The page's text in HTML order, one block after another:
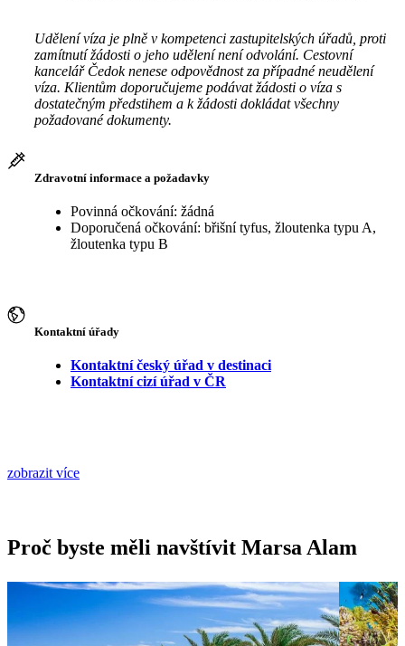
Udělení víza je plně v kompetenci zastupitelských úřadů, proti
zamítnutí žádosti o jeho udělení není odvolání. Cestovní
kancelář Čedok nenese odpovědnost za případné neudělení
víza. Klientům doporučujeme podávat žádosti o víza s
dostatečným předstihem a k žádosti dokládat všechny
požadované dokumenty.
Zdravotní informace a požadavky
Povinná očkování: žádná
Doporučená očkování: břišní tyfus, žloutenka typu A,
žloutenka typu B
Kontaktní úřady
Kontaktní český úřad v destinaci
Kontaktní cizí úřad v ČR
zobrazit více
Proč byste měli navštívit Marsa Alam